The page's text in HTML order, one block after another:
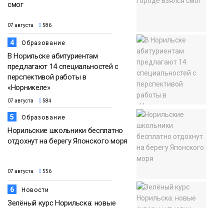
смог
07 августа 586
4 Образование
В Норильске абитуриентам
предлагают 14 специальностей с
перспективой работы в
«Норникеле»
07 августа 584
5 Образование
Норильские школьники бесплатно
отдохнут на берегу Японского моря
07 августа 556
6 Новости
Зелёный курс Норильска: новые